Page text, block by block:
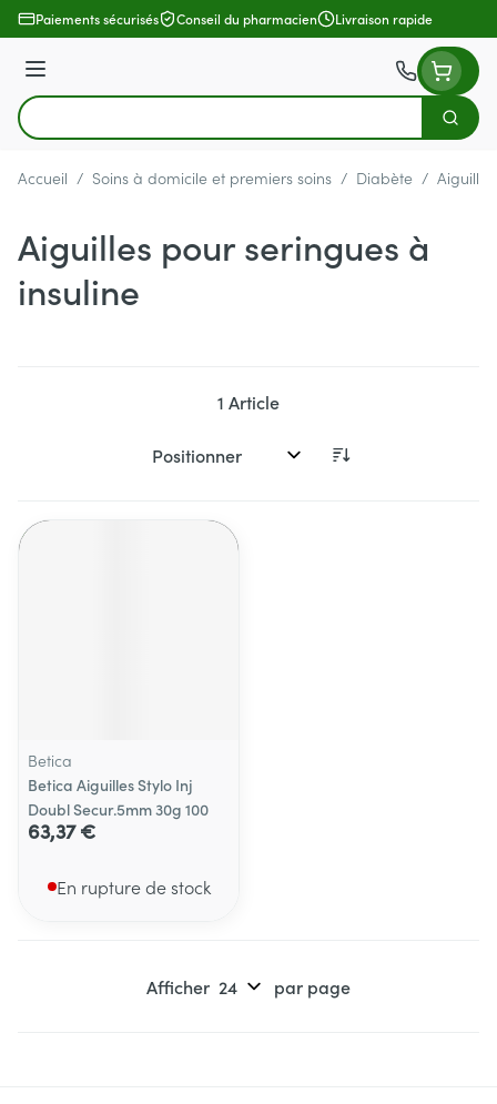
Aller au contenu
Paiements sécurisés Conseil du pharmacien Livraison rapide
Menu
Rechercher
Accueil / Soins à domicile et premiers soins / Diabète /
Aiguilles pour seringues à
insuline
1 Article
Trier par:
Betica
Betica Aiguilles Stylo Inj
Doubl Secur.5mm 30g 100
63,37 €
En rupture de stock
Afficher par page